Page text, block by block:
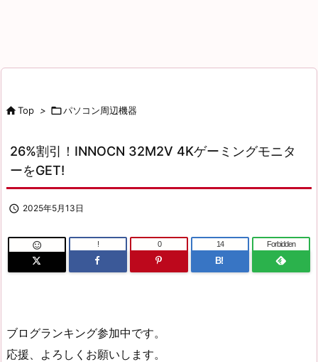
Top > パソコン周辺機器
26%割引！INNOCN 32M2V 4Kゲーミングモニタ
ーをGET!
 2025年5月13日
 ! 0
B!
14 Forbidden
ブログランキング参加中です。
応援、よろしくお願いします。